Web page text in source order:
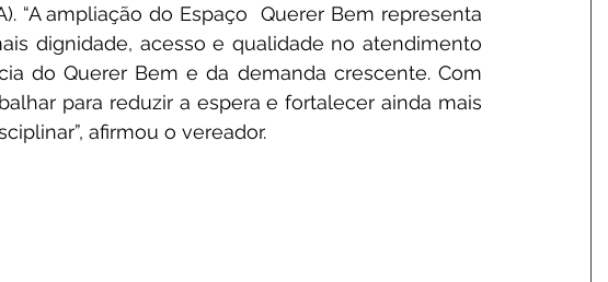
“A ampliação do Espaço  Querer Bem representa
dignidade, acesso e qualidade no atendimento
do Querer Bem e da demanda crescente. Com
para reduzir a espera e fortalecer ainda mais
afirmou o vereador.